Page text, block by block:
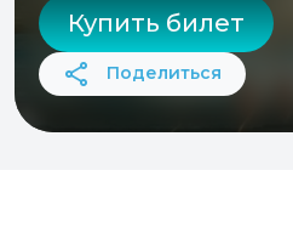
Купить билет
Поделиться